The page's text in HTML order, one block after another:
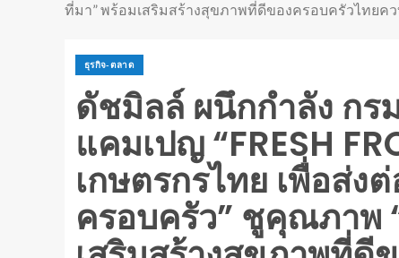
ที่มา” พร้อมเสริมสร้างสุขภาพที่ดีของครอบครัวไทยค
ธุรกิจ-ตลาด
ดัชมิลล์ ผนึกกำลัง กร
แคมเปญ “FRESH
เกษตรกรไทย เพื่อส่
ครอบครัว” ชูคุณภาพ